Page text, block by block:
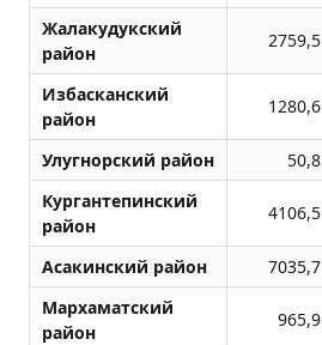
Жалакудукский
район
2759,5
Избасканский
район
1280,6
Улугноpский район 50,8
Кургантепинский
район
4106,5
Асакинский район 7035,7
Мархаматский
район
965,9